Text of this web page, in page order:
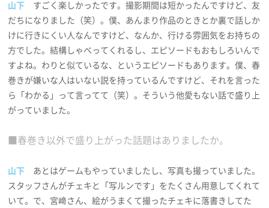
山下 すごく楽しかったです。撮影期間は短かったんですけど、友
だちになりました（笑）。僕、あんまり作品のときとか裏で話しか
けに行きにくい人なんですけど、なんか、行ける雰囲気をお持ちの
方でした。結構しゃべってくれるし、エピソードもおもしろいんで
すよね。わりと似ているな、というエピソードもあります。僕、春
巻きが嫌いな人はいない説を持っているんですけど、それを言った
ら「わかる」って言ってて（笑）。そういう他愛もない話で盛り上
がっていました。
■春巻き以外で盛り上がった話題はありましたか。
山下 あとはゲームもやっていましたし、写真も撮っていました。
スタッフさんがチェキと「写ルンです」をたくさん用意してくれて
いて。で、宮﨑さん、絵がうまくて撮ったチェキに落書きしてた